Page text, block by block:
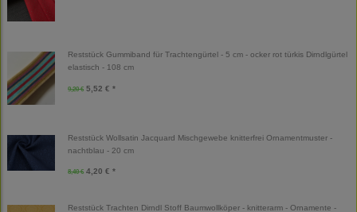
Reststück Gummiband für Trachtengürtel - 5 cm - ocker rot türkis Dirndlgürtel
elastisch - 108 cm
9,20 € 5,52 € *
Reststück Wollsatin Jacquard Mischgewebe knitterfrei Ornamentmuster -
nachtblau - 20 cm
8,40 € 4,20 € *
Reststück Trachten Dirndl Stoff Baumwollköper - knitterarm - Ornamente -